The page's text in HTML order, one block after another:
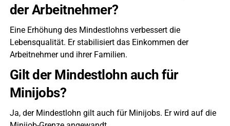
der Arbeitnehmer?
Eine Erhöhung des Mindestlohns verbessert die
Lebensqualität. Er stabilisiert das Einkommen der
Arbeitnehmer und ihrer Familien.
Gilt der Mindestlohn auch für
Minijobs?
Ja, der Mindestlohn gilt auch für Minijobs. Er wird auf die